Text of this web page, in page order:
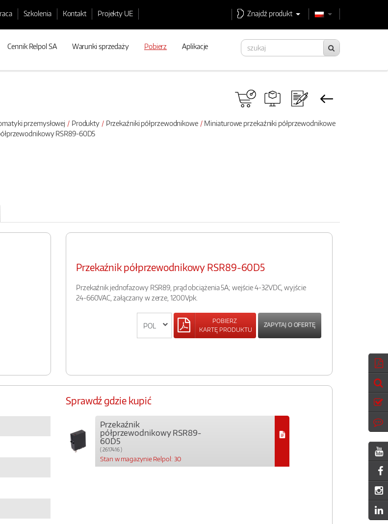
Szkolenia Kontakt Projekty UE Znajdź produkt
Cennik Relpol SA Warunki sprzedaży Pobierz Aplikacje
przemysłowej Produkty Przekaźniki półprzewodnikowe
Miniaturowe przekaźniki półprzewodnikowe
RSR89-60D5
Przekaźnik półprzewodnikowy RSR89-60D5
Przekaźnik jednofazowy RSR89, prąd obciążenia 5A; wejście 4-32VDC, wyjście
24-660VAC, załączany w zerze, 1200Vpk.
POBIERZ
KARTĘ PRODUKTU
ZAPYTAJ O OFERTĘ
Sprawdź gdzie kupić
Przekaźnik
półprzewodnikowy RSR89-
60D5
( 2617416 )
Stan w magazynie Relpol: 30